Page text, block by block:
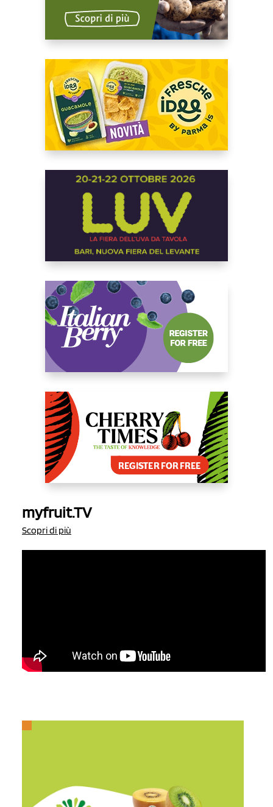
myfruit.TV
Scopri di più